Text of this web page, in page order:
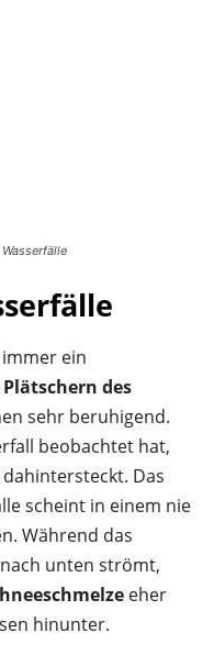
ein
Plätschern des
sehr beruhigend.
beobachtet hat,
Das
scheint in einem nie
Während das
unten strömt,
eher
hinunter.